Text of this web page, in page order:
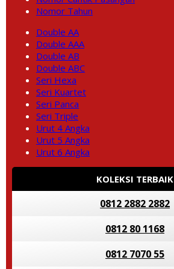
Nomor Tahun
Double AA
Double AAA
Double AB
Double ABC
Seri Hexa
Seri Kuartet
Seri Panca
Seri Triple
Urut 4 Angka
Urut 5 Angka
Urut 6 Angka
KOLEKSI TERBAIK
0812 2882 2882
0812 80 1168
0812 7070 55